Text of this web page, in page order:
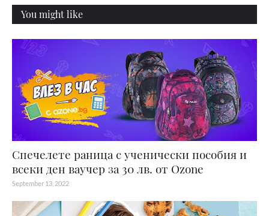
You might like
Спечелете раница с ученически пособия и
всеки ден ваучер за 30 лв. от Ozone
September 13, 2022